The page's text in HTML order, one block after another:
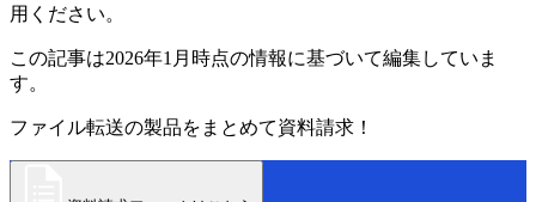
用ください。
この記事は2026年1月時点の情報に基づいて編集していま
す。
ファイル転送の製品をまとめて資料請求！